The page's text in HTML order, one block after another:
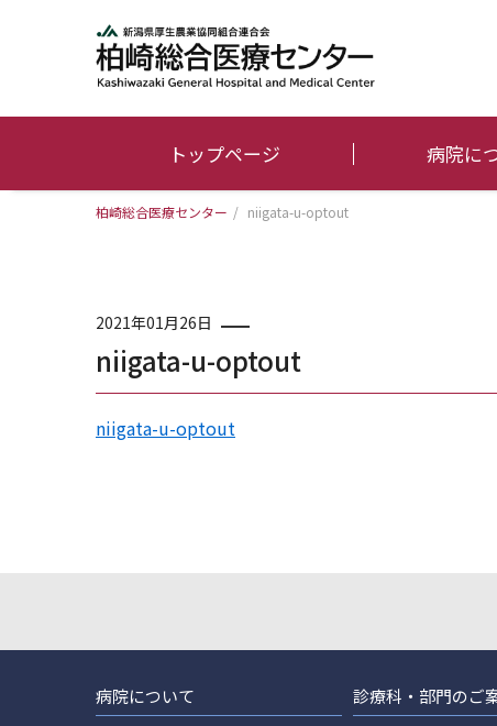
トップページ 病院に
柏崎総合医療センター / niigata-u-optout
2021年01月26日
niigata-u-optout
niigata-u-optout
病院について 診療科・部門のご